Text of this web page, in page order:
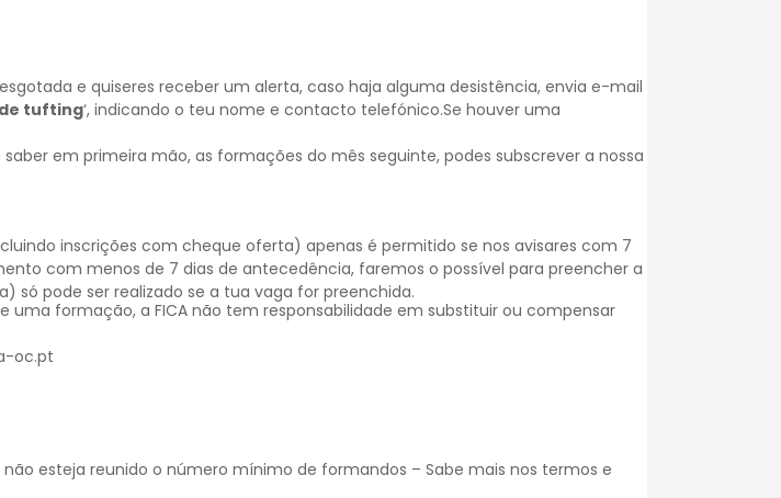
e quiseres receber um alerta, caso haja alguma desistência, envia e-mail
tufting‘, indicando o teu nome e contacto telefónico.Se houver uma
em primeira mão, as formações do mês seguinte, podes subscrever a nossa
inscrições com cheque oferta) apenas é permitido se nos avisares com 7
com menos de 7 dias de antecedência, faremos o possível para preencher a
pode ser realizado se a tua vaga for preenchida.
formação, a FICA não tem responsabilidade em substituir ou compensar
oc.pt
esteja reunido o número mínimo de formandos – Sabe mais nos termos e